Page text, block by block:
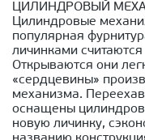
ЦИЛИНДРОВЫЙ
Цилиндровые
популярная
личинками
Открываются они
«сердцевины»
механизма.
оснащены
новую личинку,